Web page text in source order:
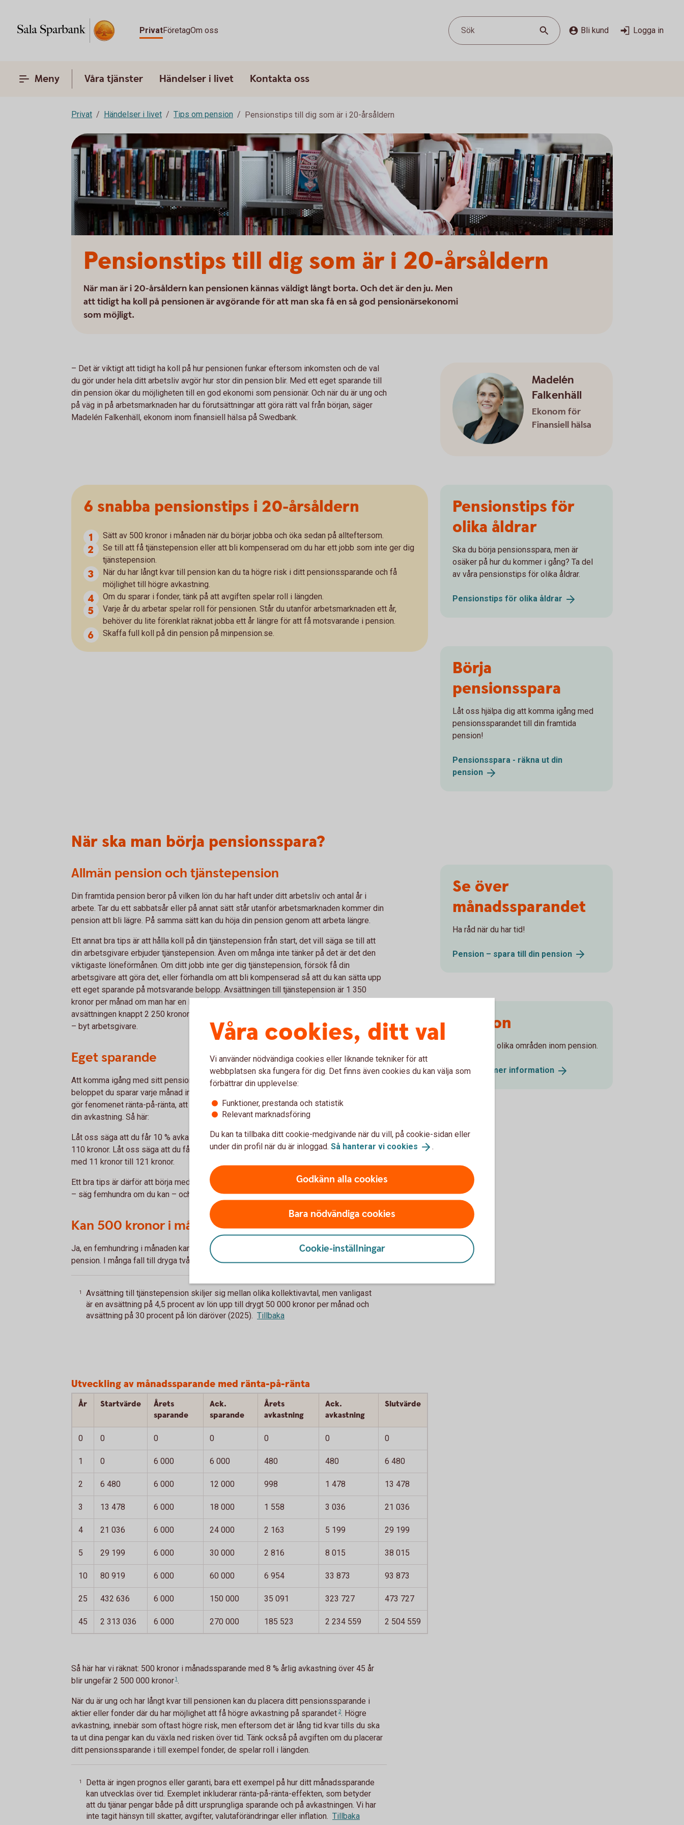
PrivatFöretagOm oss Sök Bli kund Logga in
Meny Våra tjänster Händelser i livet Kontakta oss
Privat Händelser i livet Tips om pension Pensionstips till dig som är i 20-årsåldern
Pensionstips till dig som är i 20-årsåldern
När man är i 20-årsåldern kan pensionen kännas väldigt långt borta. Och det är den ju. Men
att tidigt ha koll på pensionen är avgörande för att man ska få en så god pensionärsekonomi
som möjligt.
– Det är viktigt att tidigt ha koll på hur pensionen funkar eftersom inkomsten och de val
du gör under hela ditt arbetsliv avgör hur stor din pension blir. Med ett eget sparande till
din pension ökar du möjligheten till en god ekonomi som pensionär. Och när du är ung och
på väg in på arbetsmarknaden har du förutsättningar att göra rätt val från början, säger
Madelén Falkenhäll, ekonom inom finansiell hälsa på Swedbank.
Madelén
Falkenhäll
Ekonom för
Finansiell hälsa
6 snabba pensionstips i 20-årsåldern
Sätt av 500 kronor i månaden när du börjar jobba och öka sedan på allteftersom.
Se till att få tjänstepension eller att bli kompenserad om du har ett jobb som inte ger dig
tjänstepension.
När du har långt kvar till pension kan du ta högre risk i ditt pensionssparande och få
möjlighet till högre avkastning.
Om du sparar i fonder, tänk på att avgiften spelar roll i längden.
Varje år du arbetar spelar roll för pensionen. Står du utanför arbetsmarknaden ett år,
behöver du lite förenklat räknat jobba ett år längre för att få motsvarande i pension.
Skaffa full koll på din pension på minpension.se.
Pensionstips för
olika åldrar
Ska du börja pensionsspara, men är
osäker på hur du kommer i gång? Ta del
av våra pensionstips för olika åldrar.
Pensionstips för olika åldrar
Börja
pensionsspara
Låt oss hjälpa dig att komma igång med
pensionssparandet till din framtida
pension!
Pensionsspara - räkna ut din
pension
När ska man börja pensionsspara?
Allmän pension och tjänstepension
Din framtida pension beror på vilken lön du har haft under ditt arbetsliv och antal år i
arbete. Tar du ett sabbatsår eller på annat sätt står utanför arbetsmarknaden kommer din
pension att bli lägre. På samma sätt kan du höja din pension genom att arbeta längre.
Ett annat bra tips är att hålla koll på din tjänstepension från start, det vill säga se till att
din arbetsgivare erbjuder tjänstepension. Även om många inte tänker på det är det den
viktigaste löneförmånen. Om ditt jobb inte ger dig tjänstepension, försök få din
arbetsgivare att göra det, eller förhandla om att bli kompenserad så att du kan sätta upp
ett eget sparande på motsvarande belopp. Avsättningen till tjänstepension är 1 350
kronor per månad om man har en lön på 30 000 kronor. Med en lön på 50 000 kronor är
avsättningen knappt 2 250 kronor per
– byt arbetsgivare.
Eget sparande
Att komma igång med sitt pensionssparande tidigt i livet har sina fördelar. Dels behöver
beloppet du sparar varje månad inte vara lika högt som om du kommer igång senare, dels
gör fenomenet ränta-på-ränta, att dina pengar växer. Det vill säga att du får avkastning på
din avkastning. Så här:
Låt oss säga att du får 10 % avkastning på dina 100 kronor, då ökar de med 10 kronor till
110 kronor. Låt oss säga att du får 10 % avkastning igen nästa år så ökar dina 110 kronor
med 11 kronor till 121 kronor.
Ett bra tips är därför att börja med att sätta av ett par hundra i månaden när du börjar jobba
– säg femhundra om du kan – och öka på den summan allteftersom du går upp i lön.
Kan 500 kronor i månaden bli några miljoner 2065?
Ja, en femhundring i månaden kan hinna växa till sig ordentligt tills det är dags för
pension. I många fall till dryga två miljoner.
1
Avsättning till tjänstepension skiljer sig mellan olika kollektivavtal, men vanligast
är en avsättning på 4,5 procent av lön upp till drygt 50 000 kronor per månad och
avsättning på 30 procent på lön däröver (2025). Tillbaka
Utveckling av månadssparande med ränta-på-ränta
År Startvärde
Årets
sparande
Ack.
sparande
Årets
avkastning
Ack.
avkastning
Slutvärde
0 0 0 0 0 0 0
1 0 6 000 6 000 480 480 6 480
2 6 480 6 000 12 000 998 1 478 13 478
3 13 478 6 000 18 000 1 558 3 036 21 036
4 21 036 6 000 24 000 2 163 5 199 29 199
5 29 199 6 000 30 000 2 816 8 015 38 015
10 80 919 6 000 60 000 6 954 33 873 93 873
25 432 636 6 000 150 000 35 091 323 727 473 727
45 2 313 036 6 000 270 000 185 523 2 234 559 2 504 559
Så här har vi räknat: 500 kronor i månadssparande med 8 % årlig avkastning över 45 år
blir ungefär 2 500 000 kronor 1 .
När du är ung och har långt kvar till pensionen kan du placera ditt pensionssparande i
aktier eller fonder där du har möjlighet att få högre avkastning på sparandet 2. Högre
avkastning, innebär som oftast högre risk, men eftersom det är lång tid kvar tills du ska
ta ut dina pengar kan du växla ned risken över tid. Tänk också på avgiften om du placerar
ditt pensionssparande i till exempel fonder, de spelar roll i längden.
1
Detta är ingen prognos eller garanti, bara ett exempel på hur ditt månadssparande
kan utvecklas över tid. Exemplet inkluderar ränta-på-ränta-effekten, som betyder
att du tjänar pengar både på ditt ursprungliga sparande och på avkastningen. Vi har
inte tagit hänsyn till skatter, avgifter, valutaförändringar eller inflation. Tillbaka
Se över
månadssparandet
Ha råd när du har tid!
Pension – spara till din pension
Pension
Läs mer om olika områden inom pension.
Pension - mer information
Våra cookies, ditt val
Vi använder nödvändiga cookies eller liknande tekniker för att
webbplatsen ska fungera för dig. Det finns även cookies du kan välja som
förbättrar din upplevelse:
Funktioner, prestanda och statistik
Relevant marknadsföring
Du kan ta tillbaka ditt cookie-medgivande när du vill, på cookie-sidan eller
under din profil när du är inloggad. Så hanterar vi cookies .
Godkänn alla cookies
Bara nödvändiga cookies
Cookie-inställningar